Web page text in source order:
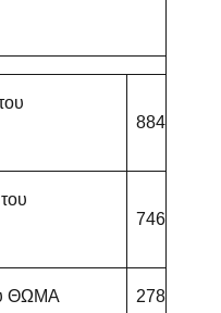
884
746
ΘΩΜΑ 278